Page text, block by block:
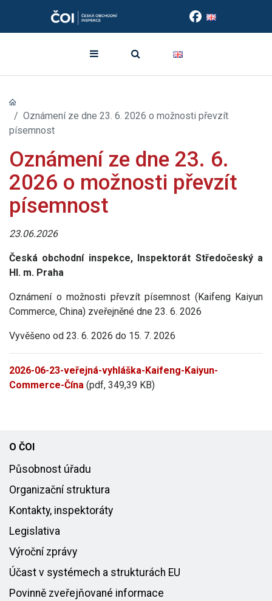
Oznámení ze dne 23. 6. 2026 o možnosti převzít
písemnost
Oznámení ze dne 23. 6.
2026 o možnosti převzít
písemnost
23.06.2026
Česká obchodní inspekce, Inspektorát Středočeský a
Hl. m. Praha
Oznámení o možnosti převzít písemnost (Kaifeng Kaiyun
Commerce, China) zveřejněné dne 23. 6. 2026
Vyvěšeno od 23. 6. 2026 do 15. 7. 2026
2026-06-23-veřejná-vyhláška-Kaifeng-Kaiyun-
Commerce-Čína (pdf, 349,39 KB)
O ČOI
Působnost úřadu
Organizační struktura
Kontakty, inspektoráty
Legislativa
Výroční zprávy
Účast v systémech a strukturách EU
Povinně zveřejňované informace